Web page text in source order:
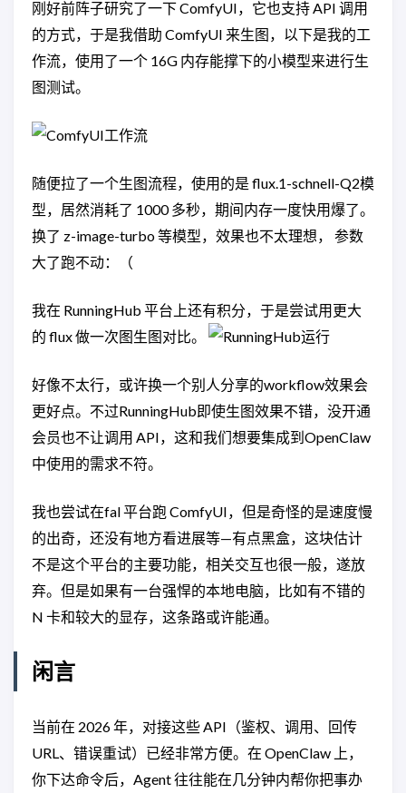
刚好前阵子研究了一下 ComfyUI，它也支持 API 调用
的方式，于是我借助 ComfyUI 来生图，以下是我的工
作流，使用了一个 16G 内存能撑下的小模型来进行生
图测试。
随便拉了一个生图流程，使用的是 flux.1-schnell-Q2模
型，居然消耗了 1000 多秒，期间内存一度快用爆了。
换了 z-image-turbo 等模型，效果也不太理想， 参数
大了跑不动：（
我在 RunningHub 平台上还有积分，于是尝试用更大
的 flux 做一次图生图对比。
好像不太行，或许换一个别人分享的workflow效果会
更好点。不过RunningHub即使生图效果不错，没开通
会员也不让调用 API，这和我们想要集成到OpenClaw
中使用的需求不符。
我也尝试在fal 平台跑 ComfyUI，但是奇怪的是速度慢
的出奇，还没有地方看进展等—有点黑盒，这块估计
不是这个平台的主要功能，相关交互也很一般，遂放
弃。但是如果有一台强悍的本地电脑，比如有不错的
N 卡和较大的显存，这条路或许能通。
闲言
当前在 2026 年，对接这些 API（鉴权、调用、回传
URL、错误重试）已经非常方便。在 OpenClaw 上，
你下达命令后，Agent 往往能在几分钟内帮你把事办